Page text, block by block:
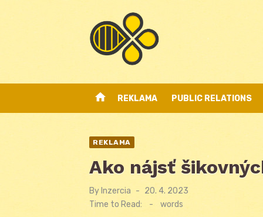
home REKLAMA PUBLIC RELATIONS
REKLAMA
Ako nájsť
By Inzercia
Posted
20. 4. 2023
Time to Read:
- words